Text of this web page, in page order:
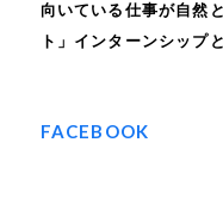
【人間性を磨く】人を
みをご紹介！
FACEBOOK